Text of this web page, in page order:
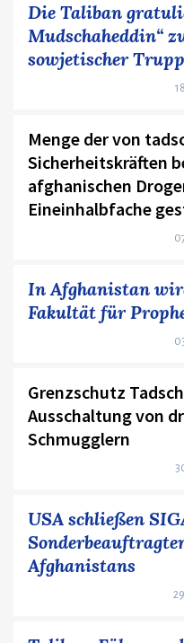
Die Taliban
Mudschaheddin“
sowjetischer
Menge der von
Sicherheitskräften
afghanischen
Eineinhalbfache
In Afghanistan
Fakultät für
Grenzschutz
Ausschaltung von
Schmugglern
USA schließen
Afghanistans